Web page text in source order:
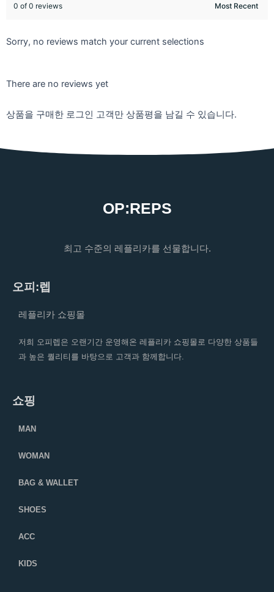
0 of 0 reviews
Sorry, no reviews match your current selections
There are no reviews yet
상품을 구매한 로그인 고객만 상품평을 남길 수 있습니다.
OP:REPS
최고 수준의 레플리카를 선물합니다.
오피:렙
레플리카 쇼핑몰
저희 오피렙은 오랜기간 운영해온 레플리카 쇼핑몰로 다양한 상품들
과 높은 퀄리티를 바탕으로 고객과 함께합니다.
쇼핑
MAN
WOMAN
BAG & WALLET
SHOES
ACC
KIDS